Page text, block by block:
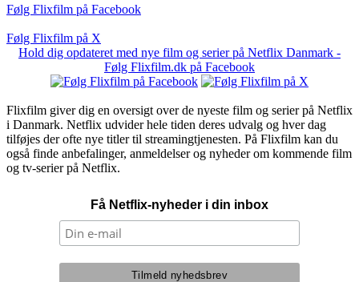
Følg Flixfilm på Facebook
Følg Flixfilm på X
Hold dig opdateret med nye film og serier på Netflix Danmark -
Følg Flixfilm.dk på Facebook
Flixfilm giver dig en oversigt over de nyeste film og serier på Netflix
i Danmark. Netflix udvider hele tiden deres udvalg og hver dag
tilføjes der ofte nye titler til streamingtjenesten. På Flixfilm kan du
også finde anbefalinger, anmeldelser og nyheder om kommende film
og tv-serier på Netflix.
Få Netflix-nyheder i din inbox